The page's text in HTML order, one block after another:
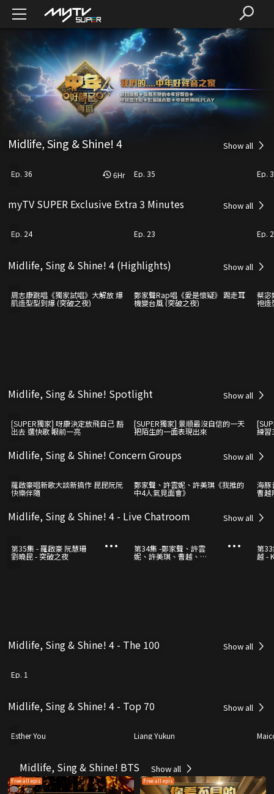
Midlife, Sing & Shine! 4 Show all
Ep. 36 6Hr Ep. 35 Ep.
myTV SUPER Exclusive Extra 3 Minutes Show all
Ep. 24 Ep. 23 Ep.
Midlife, Sing & Shine! 4 (Highlights) Show all
周志康跳唱《獨家試唱》大解放 爆
肌造型型到爆 (突破之夜)
鄭家聲Rap唱《愛是懷疑》 踢走耳
機變台風 (突破之夜)
蔡宓
袍造
Midlife, Sing & Shine! Spotlight Show all
[SUPER獨家] 呀康決定放飛自己 豁
出去 選快歌 眼前一亮
[SUPER獨家] 景順最沒自信的一天
把陌生的一面表現出來 練習
Midlife, Sing & Shine! Concern Groups Show all
羅啟豪唱新歌大談新搞作 昆昆阮阮
快樂伴隨
鄭家聲、許雲妮、許美琪《我推的
中4人氣見面會》
海
曹越
Midlife, Sing & Shine! 4 - Live Chatroom Show all
第35集 - 羅啟豪 阮慧珊
劉曉昆 - 突破之夜
第34集 -鄭家聲、許雲
妮、許美琪、曹越、羅
第
越 -
Midlife, Sing & Shine! 4 - The 100 Show all
Ep. 1
Midlife, Sing & Shine! 4 - Top 70 Show all
Esther You Liang Yukun
Midlife, Sing & Shine! BTS Show all
Free all epis Free all epis